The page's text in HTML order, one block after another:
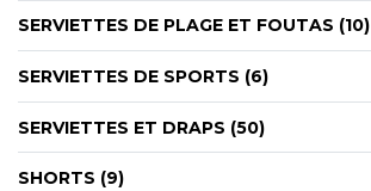
SERVIETTES DE PLAGE ET FOUTAS (10)
SERVIETTES DE SPORTS (6)
SERVIETTES ET DRAPS (50)
SHORTS (9)